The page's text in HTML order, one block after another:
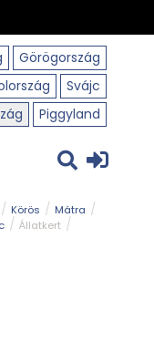
Görögország
Svájc
Piggyland
Körös
Mátra
Állatkert